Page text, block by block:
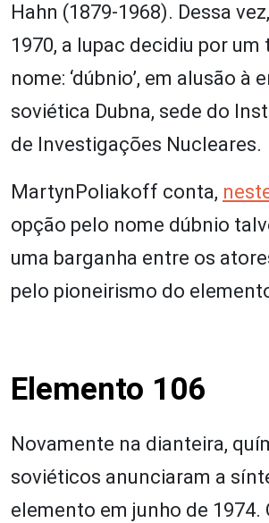
Hahn (1879-1968). Dessa
1970, a Iupac decidiu por um
nome: ‘dúbnio’, em alusão à
soviética Dubna, sede do
de Investigações Nucleares.
MartynPoliakoff conta,
opção pelo nome dúbnio
uma barganha entre os
pelo pioneirismo do
Elemento 106
Novamente na dianteira,
soviéticos anunciaram a
elemento em junho de 1974.